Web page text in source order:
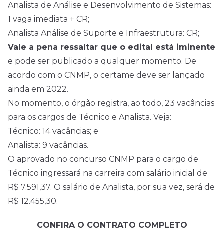
Analista de Análise e Desenvolvimento de Sistemas:
1 vaga imediata + CR;
Analista Análise de Suporte e Infraestrutura: CR;
Vale a pena ressaltar que o edital está iminente
e pode ser publicado a qualquer momento. De
acordo com o CNMP, o certame deve ser lançado
ainda em 2022.
No momento, o órgão registra, ao todo, 23 vacâncias
para os cargos de Técnico e Analista. Veja:
Técnico: 14 vacâncias; e
Analista: 9 vacâncias.
O aprovado no concurso CNMP para o cargo de
Técnico ingressará na carreira com salário inicial de
R$ 7.591,37. O salário de Analista, por sua vez, será de
R$ 12.455,30.
CONFIRA O CONTRATO COMPLETO